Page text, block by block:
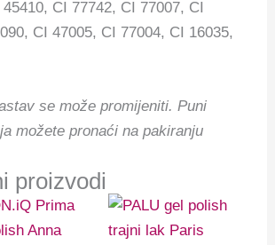
CI 77742, CI 77007, CI
CI 47005, CI 77004, CI 16035,
se može promijeniti.Puni
možete pronaći na pakiranju
proizvodi